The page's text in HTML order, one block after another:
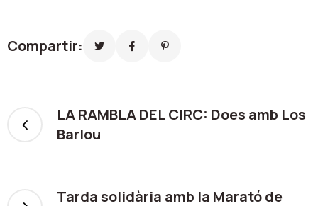
Compartir:
LA RAMBLA DEL CIRC: Does amb Los
Barlou
Tarda solidària amb la Marató de